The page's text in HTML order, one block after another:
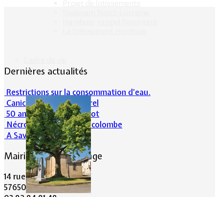
Dernières actualités
Restrictions sur la consommation d'eau.
Canicule et milieu naturel
50 ans d’histoires de foot
Nécrologie : Norbert Lacolombe
A Savoir-Juin 2026
Mairie de Lommerange
14 rue Maréchal Joffre
57650 LOMMERANGE